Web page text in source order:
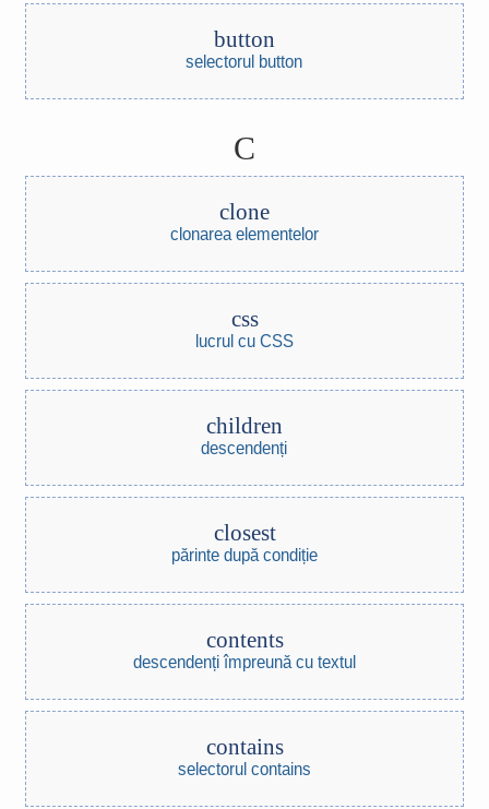
button
selectorul button
C
clone
clonarea elementelor
css
lucrul cu CSS
children
descendenți
closest
părinte după condiție
contents
descendenți împreună cu textul
contains
selectorul contains